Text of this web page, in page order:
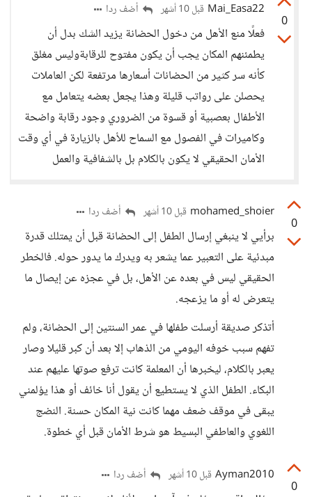
0
Mai_Easa22 قبل 10 أشهر أضف ردا
فعلًا منع الأهل من دخول الحضانة يزيد الشك بدل أن
يطمئنهم المكان يجب أن يكون مفتوح للرقابةوليس مغلق
كأنه سر كثير من الحضانات أسعارها مرتفعة لكن العاملات
يحصلن على رواتب قليلة وهذا يجعل بعضه يتعامل مع
الأطفال بعصبية أو قسوة من الضروري وجود رقابة واضحة
وكاميرات في الفصول مع السماح للأهل بالزيارة في أي وقت
الأمان الحقيقي لا يكون بالكلام بل بالشفافية والعمل
0
mohamed_shoier قبل 10 أشهر أضف ردا
برأيي لا ينبغي إرسال الطفل إلى الحضانة قبل أن يمتلك قدرة
مبدئية على التعبير عما يشعر به ويدرك ما يدور حوله. فالخطر
الحقيقي ليس في بعده عن الأهل، بل في عجزه عن إيصال ما
يتعرض له أو ما يزعجه.
أتذكر صديقة أرسلت طفلها في عمر السنتين إلى الحضانة، ولم
تفهم سبب خوفه اليومي من الذهاب إلا بعد أن كبر قليلا وصار
يعبر بالكلام، ليخبرها أن المعلمة كانت ترفع صوتها عليهم عند
البكاء. الطفل الذي لا يستطيع أن يقول أنا خائف أو هذا يؤلمني
يبقى في موقف ضعف مهما كانت نية المكان حسنة. النضج
اللغوي والعاطفي البسيط هو شرط الأمان قبل أي خطوة.
0
Ayman2010 قبل 10 أشهر أضف ردا